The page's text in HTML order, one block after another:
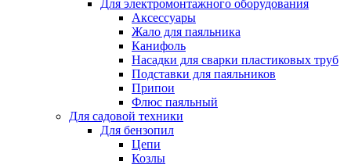
Для электромонтажного оборудования
Аксессуары
Жало для паяльника
Канифоль
Насадки для сварки пластиковых труб
Подставки для паяльников
Припои
Флюс паяльный
Для садовой техники
Для бензопил
Цепи
Козлы